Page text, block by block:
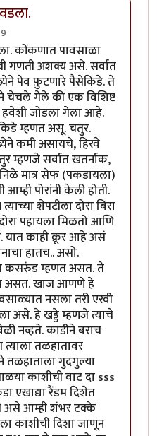
कोंकणात पावसाळा
गणती अशक्य असे. सर्वात
पेव फ़ुटणारे पैसेकिडे. ते
गेले की एक विशिष्ट
हवेशी जोडला गेला आहे.
म्हणत असू. चतुर.
कमी असायचे, हिरवे
सर्वात खतर्नाक,
मात्र सेफ (पकडायला)
पोरांनी केली होती.
शेपटीला दोरा बिरा
पहायला मिळतो आणि
यात काही क्रूर आहे असं
हातच.. असो.
कसरुंड म्हणत असत. ते
असत. खाज आणणे हे
नसला तरी एरवी
असे. हे खड्डे म्हणजे त्याचे
नव्हते. काडीने बराच
तळहातावर
तळहाताला गुदगुल्या
काशीची वाट दा sss
एखाद्या रैंडम दिशेत
असे आम्ही शंभर टक्के
काशीची दिशा जाणून